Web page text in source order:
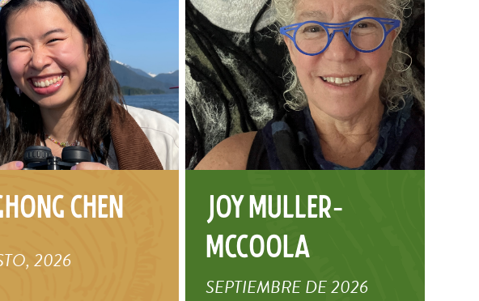
Chen
2026
Joy Muller-
McCoola
SEPTIEMBRE DE 2026